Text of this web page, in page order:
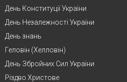
День Конституції України
День Незалежності України
День знань
Геловін (Хелловін)
День Збройних Сил України
Різдво Христове